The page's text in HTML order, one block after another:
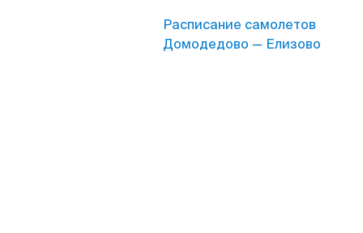
Расписание самолетов
Домодедово — Елизово